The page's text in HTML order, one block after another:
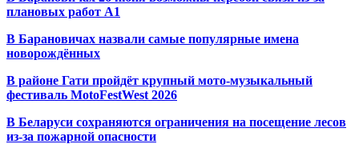
плановых работ A1
В Барановичах назвали самые популярные имена
новорождённых
В районе Гати пройдёт крупный мото-музыкальный
фестиваль MotoFestWest 2026
В Беларуси сохраняются ограничения на посещение лесов
из-за пожарной опасности